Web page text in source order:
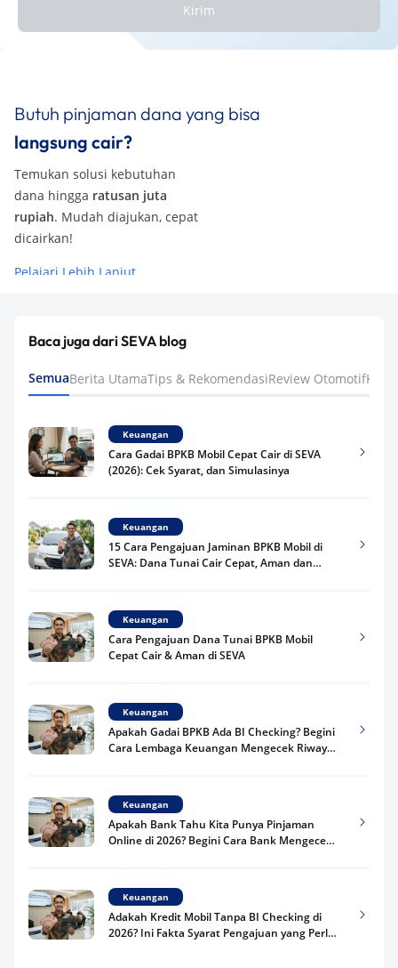
Kirim
Butuh pinjaman dana yang bisa
langsung cair?
Temukan solusi kebutuhan
dana hingga ratusan juta
rupiah. Mudah diajukan, cepat
dicairkan!
Pelajari Lebih Lanjut
Baca juga dari SEVA blog
SemuaBerita UtamaTips & RekomendasiReview Otomotif
Keuangan
Cara Gadai BPKB Mobil Cepat Cair di SEVA
(2026): Cek Syarat, dan Simulasinya
Keuangan
15 Cara Pengajuan Jaminan BPKB Mobil di
SEVA: Dana Tunai Cair Cepat, Aman dan
Keuangan
Cara Pengajuan Dana Tunai BPKB Mobil
Cepat Cair & Aman di SEVA
Keuangan
Apakah Gadai BPKB Ada BI Checking? Begini
Cara Lembaga Keuangan Mengecek Riwayat
Keuangan
Apakah Bank Tahu Kita Punya Pinjaman
Online di 2026? Begini Cara Bank Mengecek
Keuangan
Adakah Kredit Mobil Tanpa BI Checking di
2026? Ini Fakta Syarat Pengajuan yang Perlu